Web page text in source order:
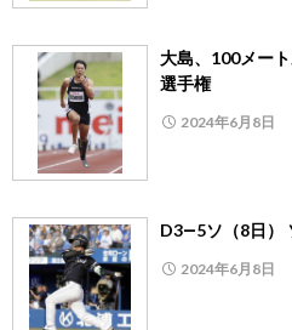
大島、100メー
選手権
2024年6月8日
D3―5ソ（8日）
2024年6月8日